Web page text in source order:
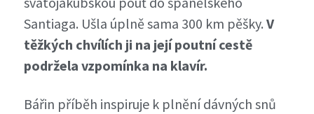
Santiaga. Ušla úplně sama 300 km pěšky. V
těžkých chvílích ji na její poutní cestě
podržela vzpomínka na klavír.
Bářin příběh inspiruje k plnění dávných snů